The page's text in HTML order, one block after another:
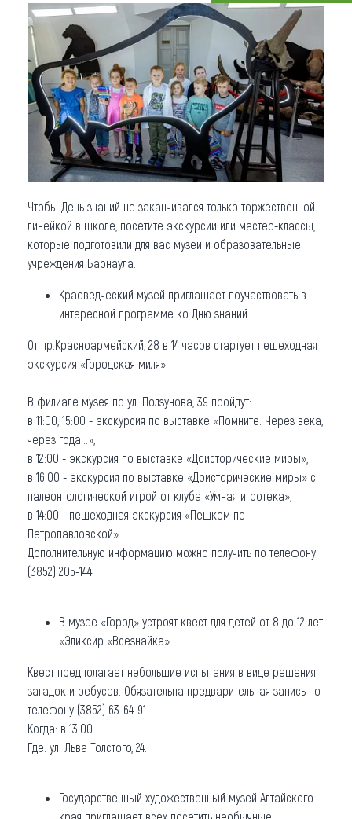
Что привезти (сувениры)
О регионе
Коллекция впечатлений
Другие рубрики
Чтобы День знаний не заканчивался только торжественной
линейкой в школе, посетите экскурсии или мастер-классы,
которые подготовили для вас музеи и образовательные
учреждения Барнаула.
Краеведческий музей приглашает поучаствовать в
интересной программе ко Дню знаний.
От пр.Красноармейский, 28 в 14 часов стартует пешеходная
экскурсия «Городская миля».
В филиале музея по ул. Ползунова, 39 пройдут:
в 11:00, 15:00 - экскурсия по выставке «Помните. Через века,
через года…»,
в 12:00 - экскурсия по выставке «Доисторические миры»,
в 16:00 - экскурсия по выставке «Доисторические миры» с
палеонтологической игрой от клуба «Умная игротека»,
в 14:00 - пешеходная экскурсия «Пешком по
Петропавловской».
Дополнительную информацию можно получить по телефону
(3852) 205-144.
В музее «Город» устроят квест для детей от 8 до 12 лет
«Эликсир «Всезнайка».
Квест предполагает небольшие испытания в виде решения
загадок и ребусов. Обязательна предварительная запись по
телефону (3852) 63-64-91.
Когда: в 13:00.
Где: ул. Льва Толстого, 24.
Государственный художественный музей Алтайского